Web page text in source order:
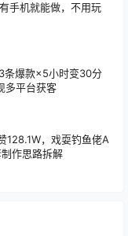
手机就能做，不用玩
条爆款×5小时变30分
多平台获客
128.1W，戏耍钓鱼佬A
作思路拆解